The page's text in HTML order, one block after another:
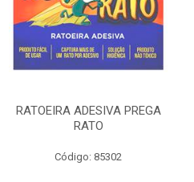
RATOEIRA ADESIVA PREGA
RATO
Código: 85302